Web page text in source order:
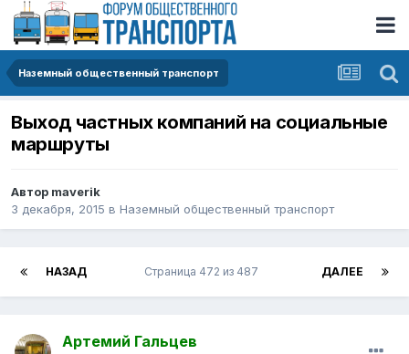
Наземный общественный транспорт
Выход частных компаний на социальные
маршруты
Автор maverik
3 декабря, 2015 в Наземный общественный транспорт
НАЗАД ДАЛЕЕ
Страница 472 из 487
Артемий Гальцев